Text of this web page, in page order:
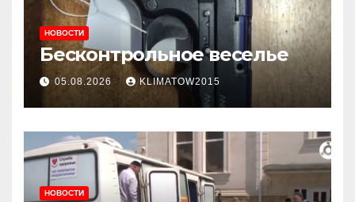
НОВОСТИ
Бесконтрольное веселье
05.08.2026 KLIMATOW2015
НОВОСТИ